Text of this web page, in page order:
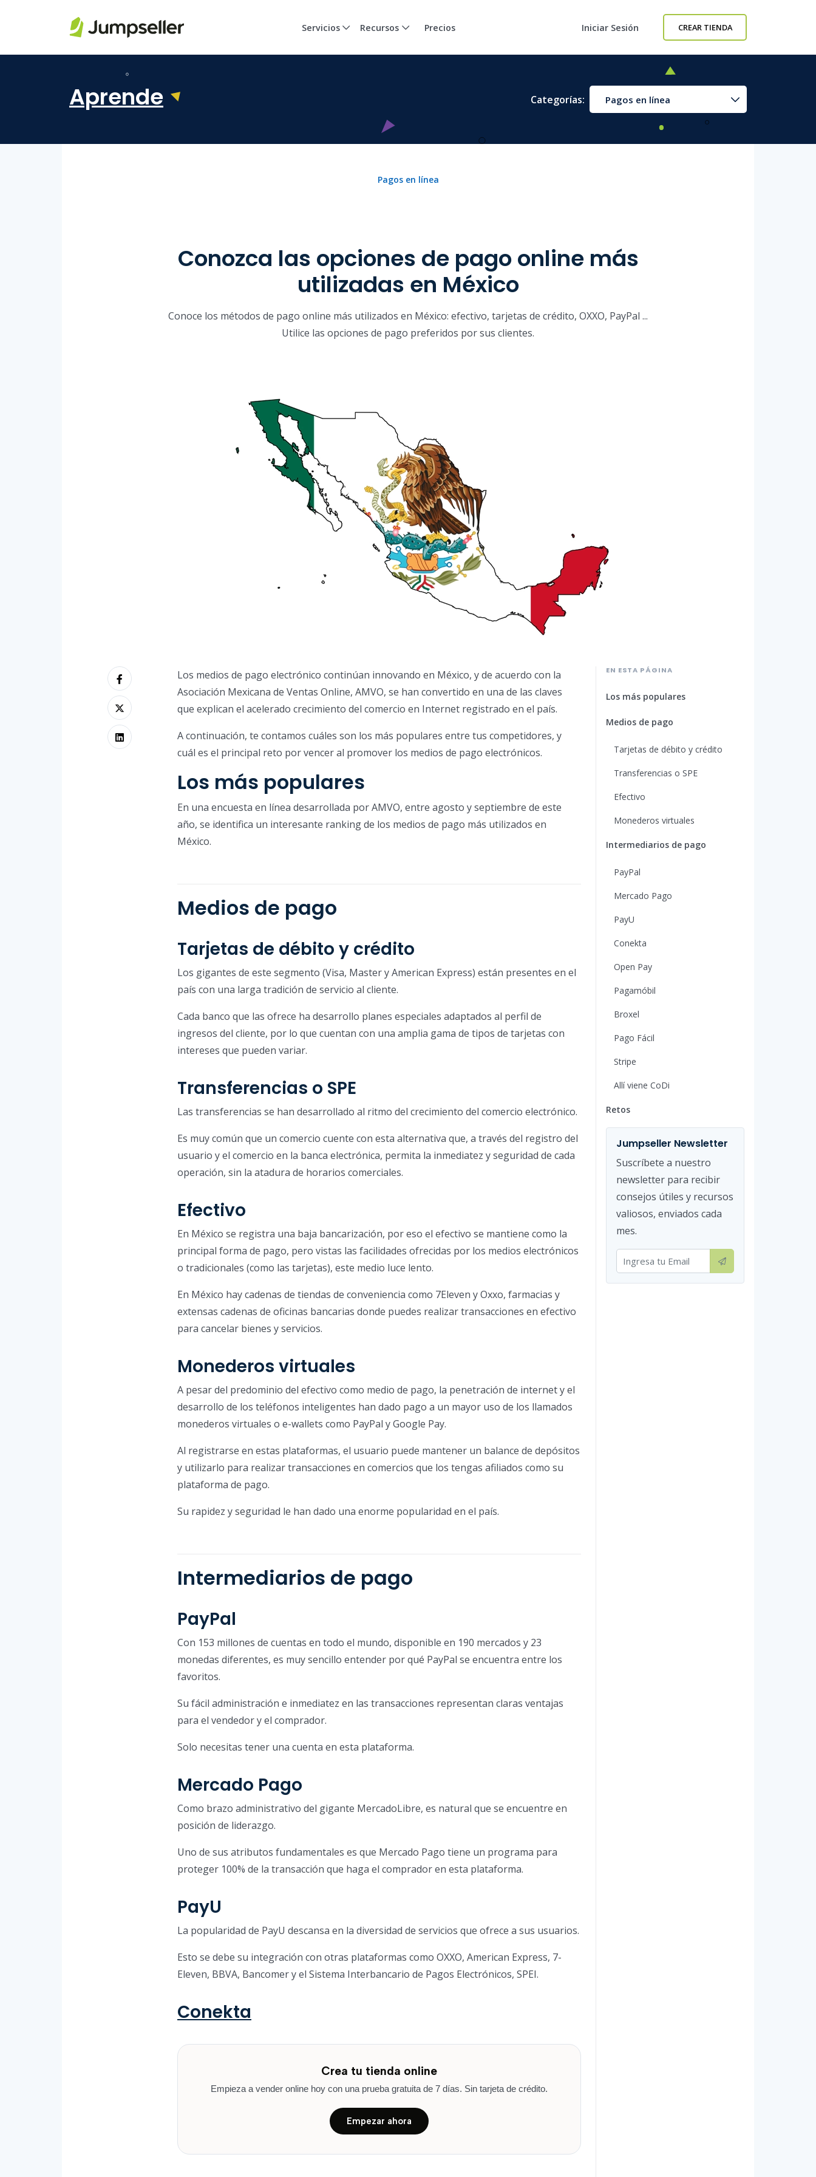
Servicios Recursos Precios Iniciar Sesión CREAR TIENDA
Aprende Categorías: Pagos en línea
Pagos en línea
Conozca las opciones de pago online más
utilizadas en México
Conoce los métodos de pago online más utilizados en México: efectivo, tarjetas de crédito, OXXO, PayPal ...
Utilice las opciones de pago preferidos por sus clientes.
Los medios de pago electrónico continúan innovando en México, y de acuerdo con la
Asociación Mexicana de Ventas Online, AMVO, se han convertido en una de las claves
que explican el acelerado crecimiento del comercio en Internet registrado en el país.
A continuación, te contamos cuáles son los más populares entre tus competidores, y
cuál es el principal reto por vencer al promover los medios de pago electrónicos.
Los más populares
En una encuesta en línea desarrollada por AMVO, entre agosto y septiembre de este
año, se identifica un interesante ranking de los medios de pago más utilizados en
México.
Medios de pago
Tarjetas de débito y crédito
Los gigantes de este segmento (Visa, Master y American Express) están presentes en el
país con una larga tradición de servicio al cliente.
Cada banco que las ofrece ha desarrollo planes especiales adaptados al perfil de
ingresos del cliente, por lo que cuentan con una amplia gama de tipos de tarjetas con
intereses que pueden variar.
Transferencias o SPE
Las transferencias se han desarrollado al ritmo del crecimiento del comercio electrónico.
Es muy común que un comercio cuente con esta alternativa que, a través del registro del
usuario y el comercio en la banca electrónica, permita la inmediatez y seguridad de cada
operación, sin la atadura de horarios comerciales.
Efectivo
En México se registra una baja bancarización, por eso el efectivo se mantiene como la
principal forma de pago, pero vistas las facilidades ofrecidas por los medios electrónicos
o tradicionales (como las tarjetas), este medio luce lento.
En México hay cadenas de tiendas de conveniencia como 7Eleven y Oxxo, farmacias y
extensas cadenas de oficinas bancarias donde puedes realizar transacciones en efectivo
para cancelar bienes y servicios.
Monederos virtuales
A pesar del predominio del efectivo como medio de pago, la penetración de internet y el
desarrollo de los teléfonos inteligentes han dado pago a un mayor uso de los llamados
monederos virtuales o e-wallets como PayPal y Google Pay.
Al registrarse en estas plataformas, el usuario puede mantener un balance de depósitos
y utilizarlo para realizar transacciones en comercios que los tengas afiliados como su
plataforma de pago.
Su rapidez y seguridad le han dado una enorme popularidad en el país.
Intermediarios de pago
PayPal
Con 153 millones de cuentas en todo el mundo, disponible en 190 mercados y 23
monedas diferentes, es muy sencillo entender por qué PayPal se encuentra entre los
favoritos.
Su fácil administración e inmediatez en las transacciones representan claras ventajas
para el vendedor y el comprador.
Solo necesitas tener una cuenta en esta plataforma.
Mercado Pago
Como brazo administrativo del gigante MercadoLibre, es natural que se encuentre en
posición de liderazgo.
Uno de sus atributos fundamentales es que Mercado Pago tiene un programa para
proteger 100% de la transacción que haga el comprador en esta plataforma.
PayU
La popularidad de PayU descansa en la diversidad de servicios que ofrece a sus usuarios.
Esto se debe su integración con otras plataformas como OXXO, American Express, 7-
Eleven, BBVA, Bancomer y el Sistema Interbancario de Pagos Electrónicos, SPEI.
Conekta
Crea tu tienda online
Empieza a vender online hoy con una prueba gratuita de 7 días. Sin tarjeta de crédito.
Empezar ahora
EN ESTA PÁGINA
Los más populares
Medios de pago
Tarjetas de débito y crédito
Transferencias o SPE
Efectivo
Monederos virtuales
Intermediarios de pago
PayPal
Mercado Pago
PayU
Conekta
Open Pay
Pagamóbil
Broxel
Pago Fácil
Stripe
Allí viene CoDi
Retos
Jumpseller Newsletter
Suscríbete a nuestro
newsletter para recibir
consejos útiles y recursos
valiosos, enviados cada
mes.